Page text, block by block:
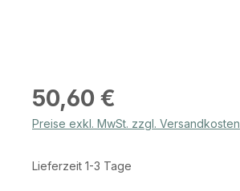
Regulärer Preis:
50,60 €
Preise exkl. MwSt. zzgl. Versandkosten
Lieferzeit 1-3 Tage